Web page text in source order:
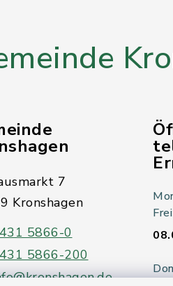
7
Kronshagen
5866-0
5866-200